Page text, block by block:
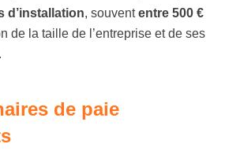
d’installation, souvententre 500 €
de la taille de l’entreprise et de ses
de paie